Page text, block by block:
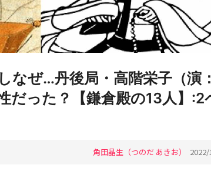
なぜ…丹後局・高階栄子（演
だった？【鎌倉殿の13人】:2
角田晶生（つのだ あきお）